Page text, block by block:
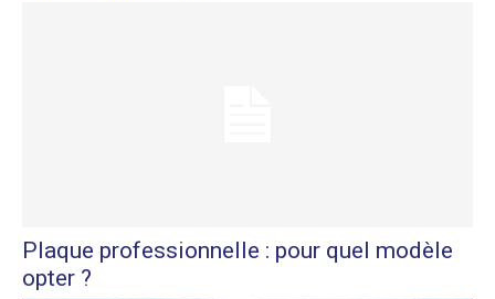
Plaque professionnelle : pour quel modèle
opter ?